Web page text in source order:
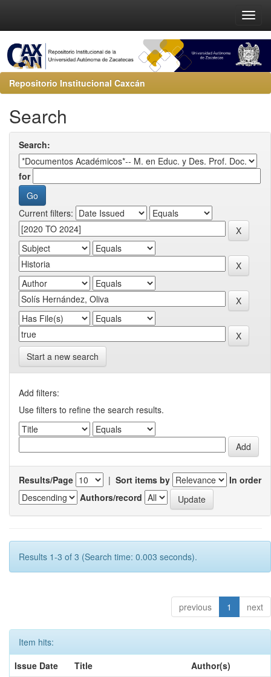
Repositorio Institucional Caxcán
Search
Search:
for
Current filters:
Start a new search
Add filters:
Use filters to refine the search results.
Results/Page | Sort items by
In order
Authors/record
Results 1-3 of 3 (Search time: 0.003 seconds).
previous 1 next
Item hits:
Issue Date
Title
Author(s)